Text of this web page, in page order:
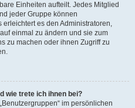
Einheiten aufteilt. Jedes Mitglied
jeder Gruppe können
es den Administratoren,
einmal zu ändern und sie zum
zu machen oder ihnen Zugriff zu
wie trete ich ihnen bei?
im persönlichen